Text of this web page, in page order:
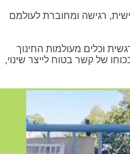
רגישה ומחוברת לעולמם
וכלים מעולמות החינוך
של קשר בטוח לייצר שינוי,